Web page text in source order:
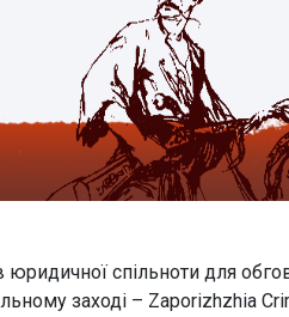
юридичної спільноти для
заході – Zaporizhzhia